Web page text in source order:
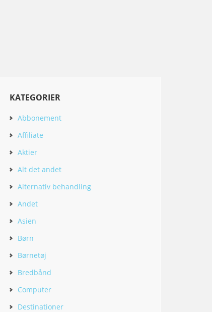
KATEGORIER
Abbonement
Affiliate
Aktier
Alt det andet
Alternativ behandling
Andet
Asien
Børn
Børnetøj
Bredbånd
Computer
Destinationer